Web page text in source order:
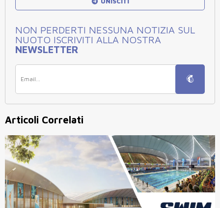
NON PERDERTI NESSUNA NOTIZIA SUL
NUOTO ISCRIVITI ALLA NOSTRA
NEWSLETTER
Articoli Correlati